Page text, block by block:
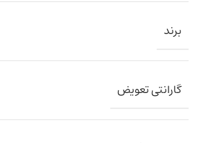
برند
گارانتی تعویض